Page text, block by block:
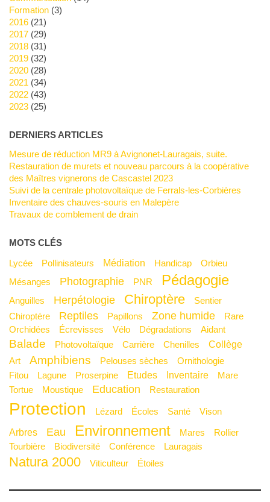
Formation(3)
2016(21)
2017(29)
2018(31)
2019(32)
2020(28)
2021 (34)
2022(43)
2023(25)
DERNIERS ARTICLES
Mesure de réduction MR9 à Avignonet-Lauragais, suite.
Restauration de murets et nouveau parcours à la coopérative
des Maîtres vignerons de Cascastel 2023
Suivi de la centrale photovoltaïque de Ferrals-les-Corbières
Inventaire des chauves-souris en Malepère
Travaux de comblement de drain
MOTS CLÉS
Lycée
Pollinisateurs Médiation Handicap
Orbieu
Mésanges
Photographie PNR Pédagogie
Anguilles Herpétologie Chiroptère
Sentier
Chiroptére
Reptiles Papillons Zone humide
Rare
Orchidées
Écrevisses Vélo Dégradations Aidant
Balade Photovoltaïque Carrière Chenilles Collège
Art Amphibiens Pelouses sèches
Ornithologie
Fitou
Lagune Proserpine Etudes Inventaire
mare
Tortue
Moustique Education Restauration
Protection Lézard Écoles Santé Vison
Arbres Eau Environnement Mares
Rollier
Tourbière
Biodiversité Conférence Lauragais
Natura 2000 Viticulteur Étoiles